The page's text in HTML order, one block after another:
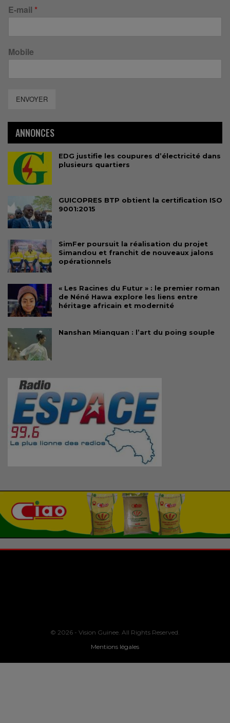
E-mail *
Mobile
ENVOYER
ANNONCES
EDG justifie les coupures d’électricité dans
plusieurs quartiers
GUICOPRES BTP obtient la certification ISO
9001:2015
SimFer poursuit la réalisation du projet
Simandou et franchit de nouveaux jalons
opérationnels
« Les Racines du Futur » : le premier roman
de Néné Hawa explore les liens entre
héritage africain et modernité
Nanshan Mianquan : l’art du poing souple
© 2026 - Vision Guinee. All Rights Reserved.
Mentions légales